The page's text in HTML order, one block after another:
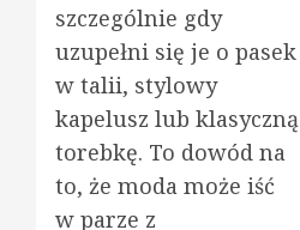
szczególnie gdy
uzupełni się je o pasek
w talii, stylowy
kapelusz lub klasyczną
torebkę. To dowód na
to, że moda może iść
w parze z